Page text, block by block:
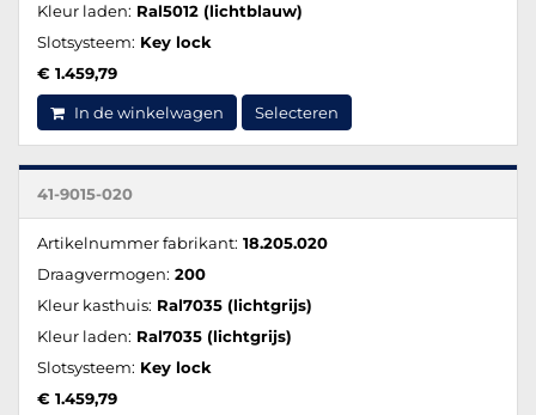
Kleur laden: Ral5012 (lichtblauw)
Slotsysteem: Key lock
€ 1.459,79
In de winkelwagen Selecteren
41-9015-020
Artikelnummer fabrikant: 18.205.020
Draagvermogen: 200
Kleur kasthuis: Ral7035 (lichtgrijs)
Kleur laden: Ral7035 (lichtgrijs)
Slotsysteem: Key lock
€ 1.459,79